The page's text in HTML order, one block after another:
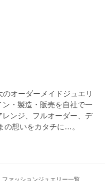
オーダーメイドジュエリ
・製造・販売を自社で一
ンジ、フルオーダー、デ
の想いをカタチに…。
ファッションジュエリー一覧